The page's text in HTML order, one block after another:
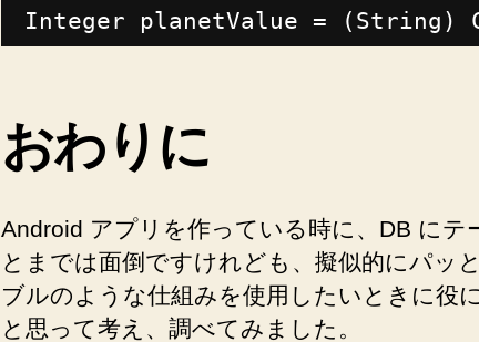
Integer planetValue = (String)
おわりに
Android アプリを作っている時に、DB にテ
とまでは面倒ですけれども、擬似的にパッ
ブルのような仕組みを使用したいときに役
と思って考え、調べてみました。